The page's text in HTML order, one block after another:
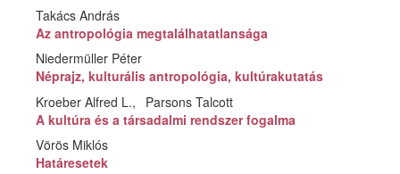
Takács András
Az antropológia megtalálhatatlansága
Niedermüller Péter
Néprajz, kulturális antropológia, kultúrakutatás
Kroeber Alfred L.
Parsons Talcott
A kultúra és a társadalmi rendszer fogalma
Vörös Miklós
Határesetek